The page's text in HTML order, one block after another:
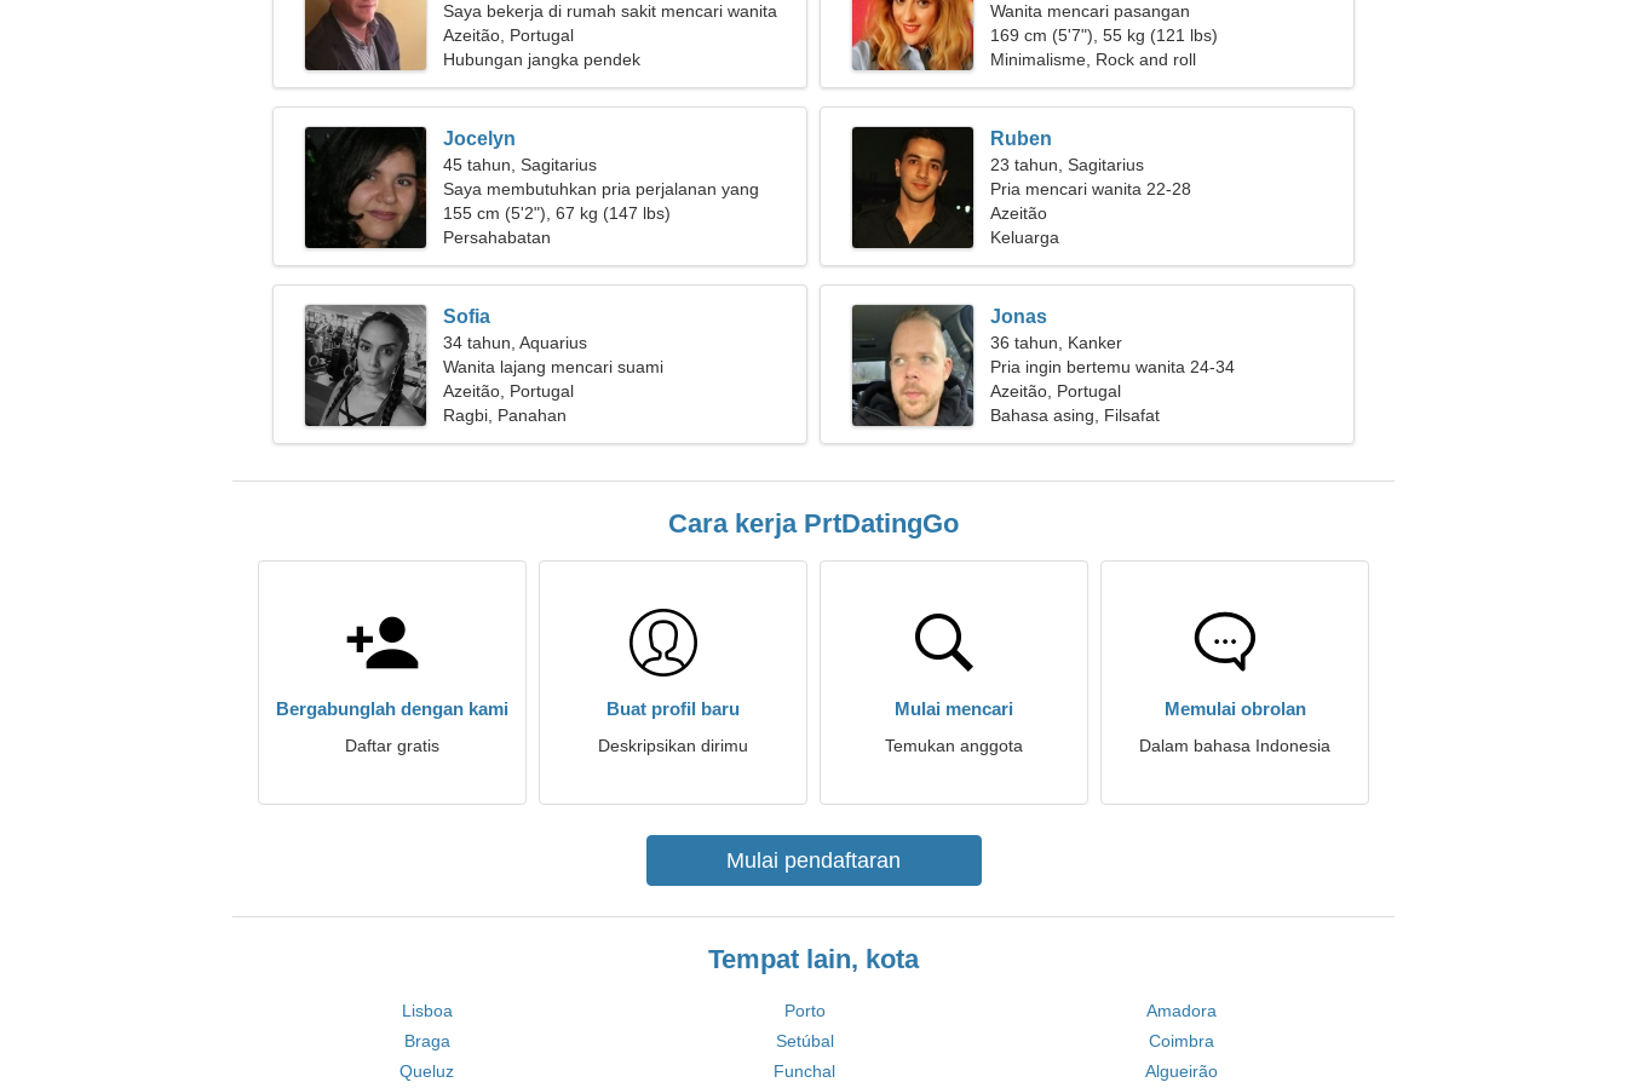
Saya bekerja di rumah sakit mencari wanita
yang sempurna
Azeitão, Portugal
Hubungan jangka pendek
Wanita mencari pasangan
169 cm (5'7"), 55 kg (121 lbs)
Minimalisme, Rock and roll
Jocelyn
45 tahun, Sagitarius
Saya membutuhkan pria perjalanan yang
sempurna
155 cm (5'2"), 67 kg (147 lbs)
Persahabatan
Ruben
23 tahun, Sagitarius
Pria mencari wanita 22-28
Azeitão
Keluarga
Sofia
34 tahun, Aquarius
Wanita lajang mencari suami
Azeitão, Portugal
Ragbi, Panahan
Jonas
36 tahun, Kanker
Pria ingin bertemu wanita 24-34
Azeitão, Portugal
Bahasa asing, Filsafat
Cara kerja PrtDatingGo
Bergabunglah dengan kami
Daftar gratis
Buat profil baru
Deskripsikan dirimu
Mulai mencari
Temukan anggota
Memulai obrolan
Dalam bahasa Indonesia
Mulai pendaftaran
Tempat lain, kota
Lisboa Porto
Amadora
Braga
Setúbal
Coimbra
Queluz
Funchal Algueirão